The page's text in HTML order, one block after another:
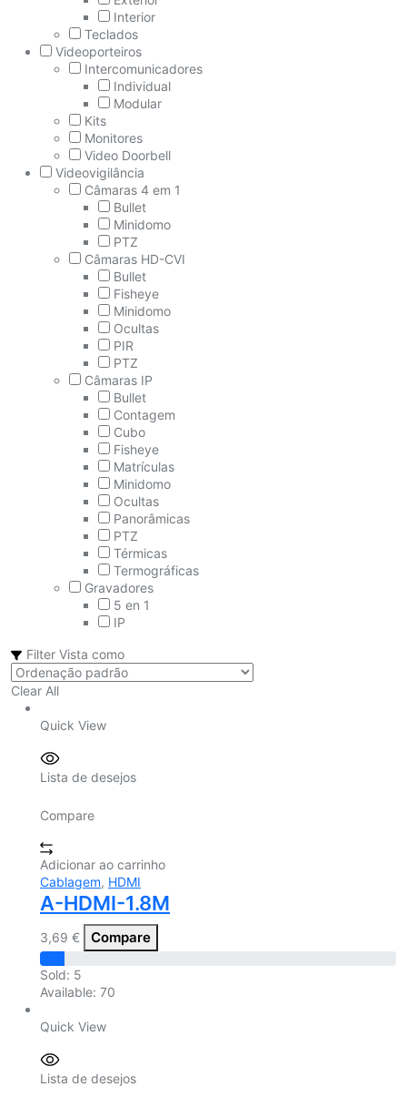
Interior
Teclados
Videoporteiros
Intercomunicadores
Individual
Modular
Kits
Monitores
Video Doorbell
Videovigilância
Câmaras 4 em 1
Bullet
Minidomo
PTZ
Câmaras HD-CVI
Bullet
Fisheye
Minidomo
Ocultas
PIR
PTZ
Câmaras IP
Bullet
Contagem
Cubo
Fisheye
Matrículas
Minidomo
Ocultas
Panorâmicas
PTZ
Térmicas
Termográficas
Gravadores
5 en 1
IP
Filter Vista como
Clear All
Quick View
Lista de desejos
Compare
Adicionar ao carrinho
Cablagem, HDMI
A-HDMI-1.8M
3,69 € Compare
Sold: 5
Available: 70
Quick View
Lista de desejos